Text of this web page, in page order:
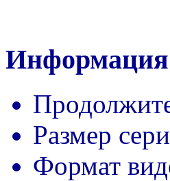
Информация
Размер
Формат